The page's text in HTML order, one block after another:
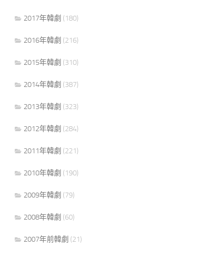
2017年韓劇 (180)
2016年韓劇 (216)
2015年韓劇 (310)
2014年韓劇 (387)
2013年韓劇 (323)
2012年韓劇 (284)
2011年韓劇 (221)
2010年韓劇 (190)
2009年韓劇 (79)
2008年韓劇 (60)
2007年前韓劇 (21)